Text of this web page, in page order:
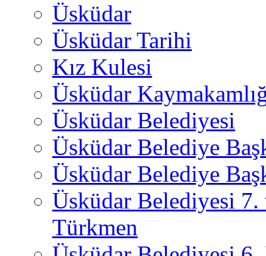
Üsküdar
Üsküdar Tarihi
Kız Kulesi
Üsküdar
Üsküdar Belediyesi
Üsküdar Belediye
Üsküdar Belediye
Üsküdar Belediyesi
Türkmen